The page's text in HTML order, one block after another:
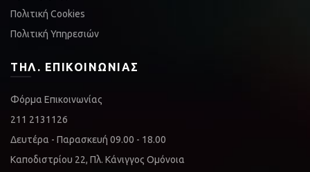
Πολιτική Cookies
Πολιτική Υπηρεσιών
ΤΗΛ. ΕΠΙΚΟΙΝΩΝΊΑΣ
Φόρμα Επικοινωνίας
211 2131126
Δευτέρα - Παρασκευή 09.00 - 18.00
Καποδιστρίου 22, Πλ. Κάνιγγος Ομόνοια